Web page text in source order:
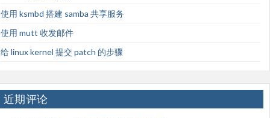
使用 ksmbd 搭建 samba 共享服务
使用 mutt 收发邮件
给 linux kernel 提交 patch 的步骤
近期评论